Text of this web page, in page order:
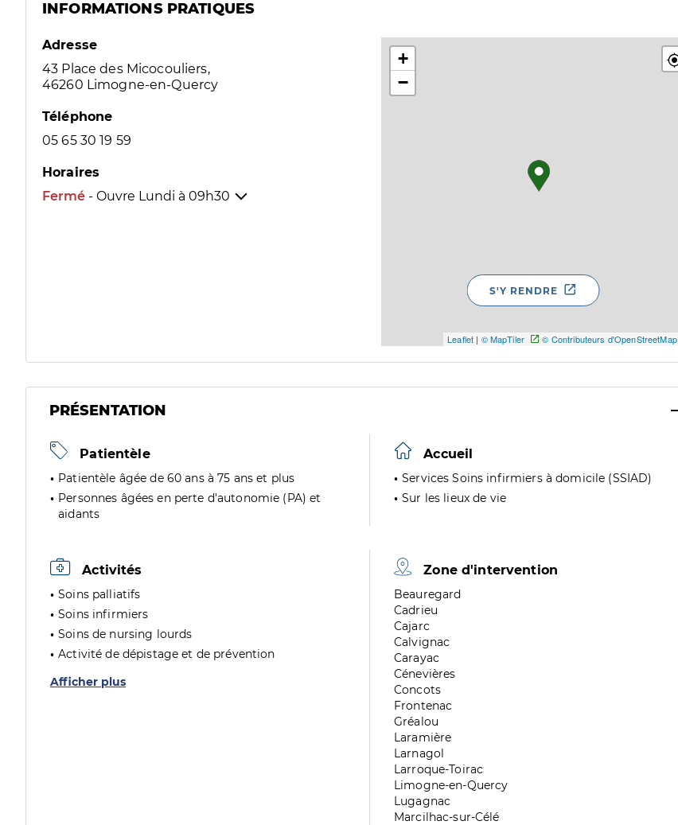
INFORMATIONS PRATIQUES
Adresse
43 Place des Micocouliers,
46260 Limogne-en-Quercy
Téléphone
05 65 30 19 59
Horaires
Fermé - Ouvre Lundi à 09h30
+
−
Leaflet | © MapTiler © Contributeurs d'OpenStreetMap
S'Y RENDRE
PRÉSENTATION
Patientèle
Patientèle âgée de 60 ans à 75 ans et plus
Personnes âgées en perte d'autonomie (PA) et
aidants
Accueil
Services Soins infirmiers à domicile (SSIAD)
Sur les lieux de vie
Activités
Soins palliatifs
Soins infirmiers
Soins de nursing lourds
Activité de dépistage et de prévention
Afficher plus
Zone d'intervention
Zone
de
division
Beauregard
Zone
de
division
Cadrieu
Zone
de
division
Cajarc
Zone
de
division
Calvignac
Zone
de
division
Carayac
Zone
de
division
Cénevières
Zone
de
division
Concots
Zone
de
division
Frontenac
Zone
de
division
Gréalou
Zone
de
division
Laramière
Zone
de
division
Larnagol
Zone
de
division
Larroque-Toirac
Zone
de
division
Limogne-en-Quercy
Zone
de
Lugagnac
Zone
Marcilhac-sur-Célé